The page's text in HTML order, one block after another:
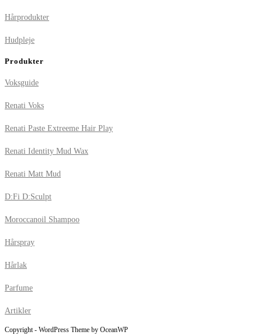
Hårprodukter
Hudpleje
Produkter
Voksguide
Renati Voks
Renati Paste Extreeme Hair Play
Renati Identity Mud Wax
Renati Matt Mud
D:Fi D:Sculpt
Moroccanoil Shampoo
Hårspray
Hårlak
Parfume
Artikler
Copyright - WordPress Theme by OceanWP